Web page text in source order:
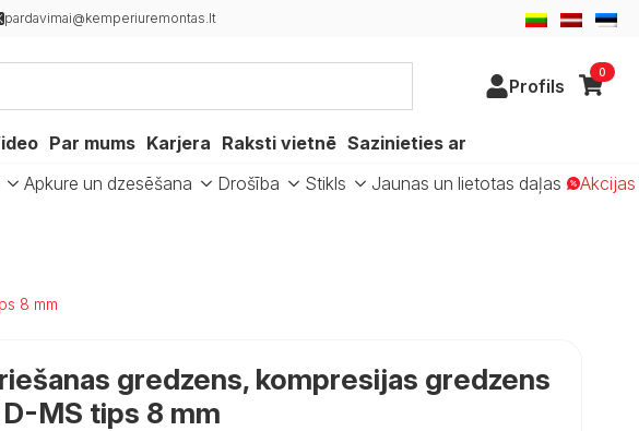
pardavimai@kemperiuremontas.lt
Profils
0
Par mums Karjera Raksti vietnē Sazinieties ar
Apkure un dzesēšana Drošība Stikls Jaunas un lietotas daļas Akcijas
8 mm
gredzens, kompresijas gredzens
MS tips 8 mm